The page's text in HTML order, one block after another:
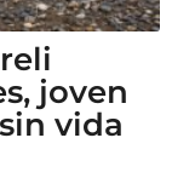
joven
vida